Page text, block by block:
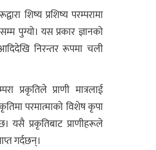
शिष्य प्रशिष्य परम्परामा
पुग्यो। यस प्रकार ज्ञानको
आदिदेखि निरन्तर रूपमा चली
प्रकृतिले प्राणी मात्रलाई
परमात्माको विशेष कृपा
यसै प्रकृतिबाट प्राणीहरूले
गर्दछन्।